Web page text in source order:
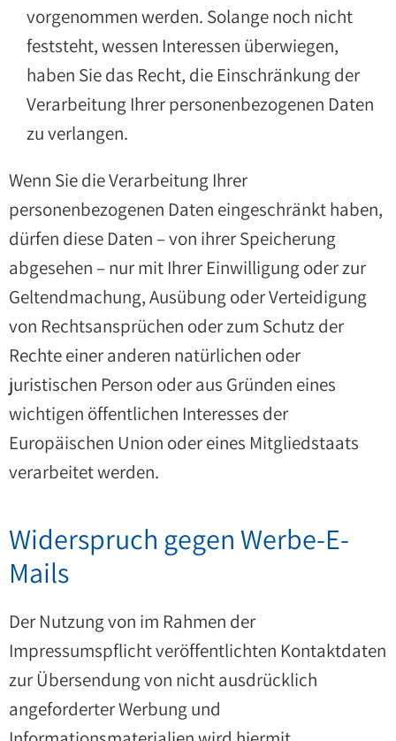
vorgenommen werden. Solange noch nicht
feststeht, wessen Interessen überwiegen,
haben Sie das Recht, die Einschränkung der
Verarbeitung Ihrer personenbezogenen Daten
zu verlangen.
Wenn Sie die Verarbeitung Ihrer
personenbezogenen Daten eingeschränkt haben,
dürfen diese Daten – von ihrer Speicherung
abgesehen – nur mit Ihrer Einwilligung oder zur
Geltendmachung, Ausübung oder Verteidigung
von Rechtsansprüchen oder zum Schutz der
Rechte einer anderen natürlichen oder
juristischen Person oder aus Gründen eines
wichtigen öffentlichen Interesses der
Europäischen Union oder eines Mitgliedstaats
verarbeitet werden.
Widerspruch gegen Werbe-E-
Mails
Der Nutzung von im Rahmen der
Impressumspflicht veröffentlichten Kontaktdaten
zur Übersendung von nicht ausdrücklich
angeforderter Werbung und